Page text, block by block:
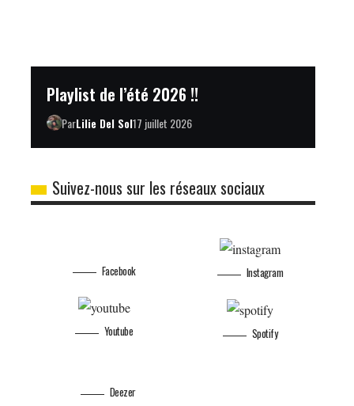
Playlist de l’été 2026 !!
ParLilie Del Sol17 juillet 2026
Suivez-nous sur les réseaux sociaux
Facebook
Youtube
Instagram
Spotify
Deezer